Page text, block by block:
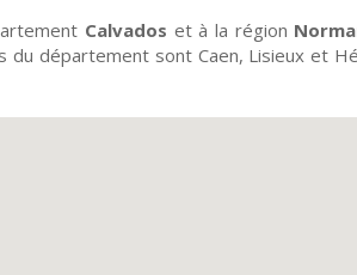
Calvados et à la région
du département sont Caen, Lisieux et